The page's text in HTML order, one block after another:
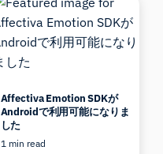
Affectiva Emotion SDKが
Androidで利用可能になりま
した
1 min read